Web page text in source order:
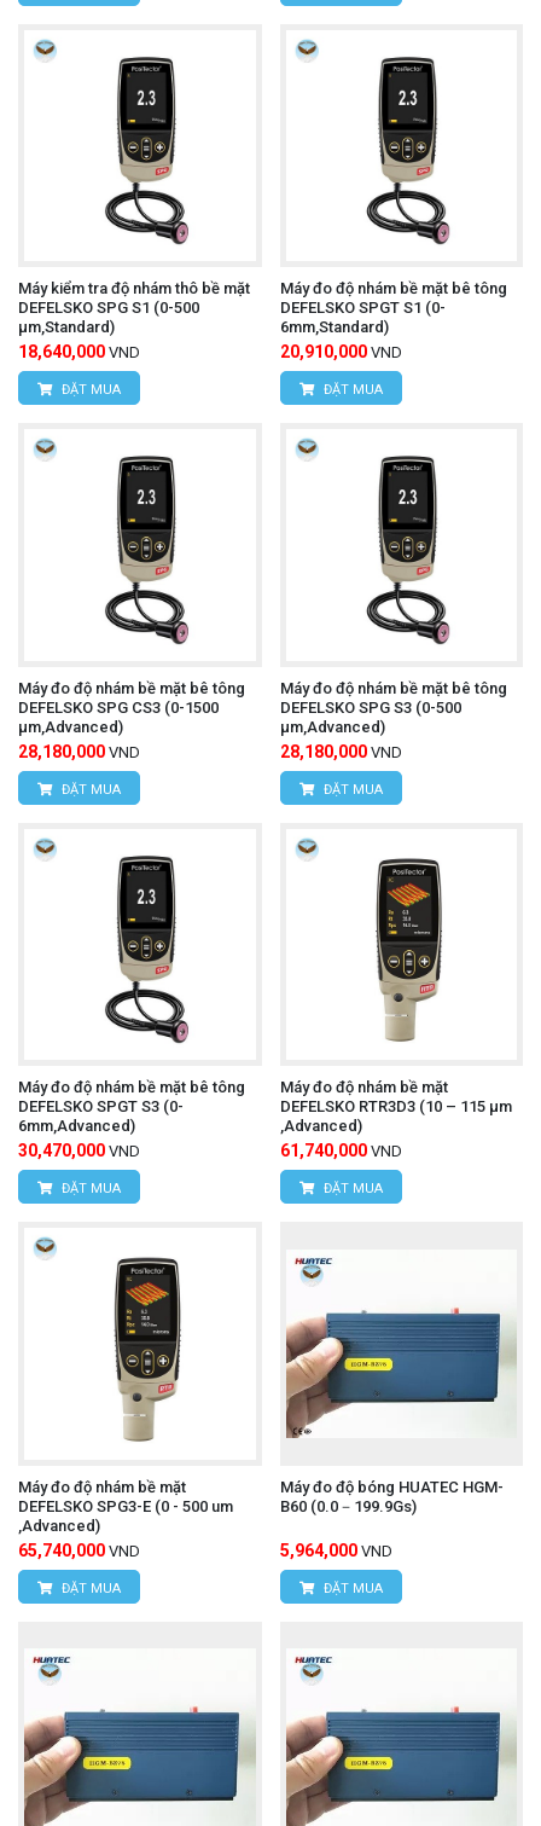
Máy kiểm tra độ nhám thô bề mặt
DEFELSKO SPG S1 (0-500
μm,Standard)
18,640,000 VND
ĐẶT MUA
Máy đo độ nhám bề mặt bê tông
DEFELSKO SPGT S1 (0-
6mm,Standard)
20,910,000 VND
ĐẶT MUA
Máy đo độ nhám bề mặt bê tông
DEFELSKO SPG CS3 (0-1500
μm,Advanced)
28,180,000 VND
ĐẶT MUA
Máy đo độ nhám bề mặt bê tông
DEFELSKO SPG S3 (0-500
μm,Advanced)
28,180,000 VND
ĐẶT MUA
Máy đo độ nhám bề mặt bê tông
DEFELSKO SPGT S3 (0-
6mm,Advanced)
30,470,000 VND
ĐẶT MUA
Máy đo độ nhám bề mặt
DEFELSKO RTR3D3 (10 – 115 μm
,Advanced)
61,740,000 VND
ĐẶT MUA
Máy đo độ nhám bề mặt
DEFELSKO SPG3-E (0 - 500 um
,Advanced)
65,740,000 VND
ĐẶT MUA
Máy đo độ bóng HUATEC HGM-
B60 (0.0－199.9Gs)
5,964,000 VND
ĐẶT MUA